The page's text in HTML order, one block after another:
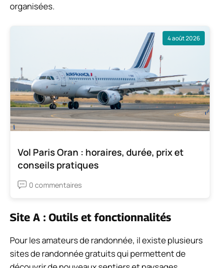
organisées.
4 août 2026
Vol Paris Oran : horaires, durée, prix et
conseils pratiques
0 commentaires
Site A : Outils et fonctionnalités
Pour les amateurs de randonnée, il existe plusieurs
sites de randonnée gratuits qui permettent de